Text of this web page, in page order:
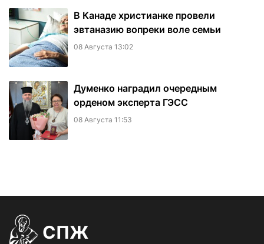
В Канаде христианке провели
эвтаназию вопреки воле семьи
08 Августа 13:02
Думенко наградил очередным
орденом эксперта ГЭСС
08 Августа 11:53
СПЖ